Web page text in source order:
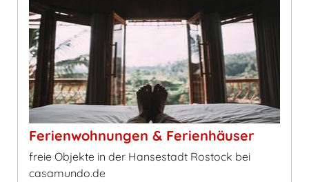
Ferienwohnungen & Ferienhäuser
freie Objekte in der Hansestadt Rostock bei
casamundo.de